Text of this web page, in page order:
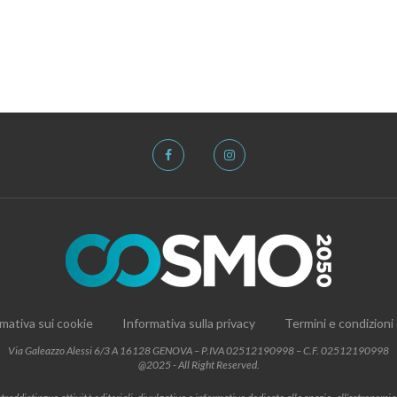
sui cookie Informativa sulla privacy Termini e condizioni
Via Galeazzo Alessi 6/3 A 16128 GENOVA – P.IVA 02512190998 – C.F. 02512190998
@2025 - All Right Reserved.